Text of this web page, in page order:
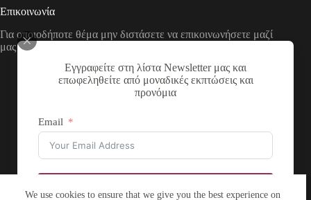
Εγγραφείτε στη λίστα Newsletter μας και
επωφεληθείτε από μοναδικές εκπτώσεις και
προνόμια
Email
We use cookies to ensure that we give you the best experience on
Επικοινωνία
Για οποιοδήποτε θέμα μην διστάσετε να επικοινωνήσετε μαζί
μας με τους παρακάτω τρόπους
Διεύθυνση:
Νικολάου Χάσου 19, ΤΚ 53100, Φλώρινα,
Τηλέφωνο:
+30 2385 503290
Email: